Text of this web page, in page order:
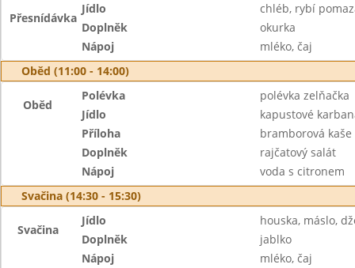
Přesnídávka
Jídlo
chléb, rybí
Doplněk
okurka
Nápoj
mléko, čaj
Oběd (11:00 - 14:00)
Oběd
Polévka
polévka zelňačka
Jídlo
kapustové
Příloha
bramborová kaše
Doplněk
rajčatový salát
Nápoj
voda s citronem
Svačina (14:30 - 15:30)
Svačina
Jídlo
houska, máslo,
Doplněk
jablko
Nápoj
mléko, čaj